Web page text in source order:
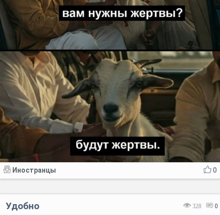
0
Иностранцы
328 0
Удобно